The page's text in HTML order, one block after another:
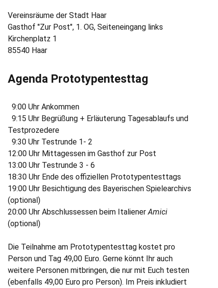
Vereinsräume der Stadt Haar
Gasthof "Zur Post", 1. OG, Seiteneingang links
Kirchenplatz 1
85540 Haar
Agenda Prototypentesttag
9:00 Uhr Ankommen
9:15 Uhr Begrüßung + Erläuterung Tagesablaufs und
Testprozedere
9:30 Uhr Testrunde 1- 2
12:00 Uhr Mittagessen im Gasthof zur Post
13:00 Uhr Testrunde 3 - 6
18:30 Uhr Ende des offiziellen Prototypentesttags
19:00 Uhr Besichtigung des Bayerischen Spielearchivs
(optional)
20:00 Uhr Abschlussessen beim ItalienerAmici
(optional)
Die Teilnahme am Prototypentesttag kostet pro
Person und Tag 49,00 Euro. Gerne könnt Ihr auch
weitere Personen mitbringen, die nur mit Euch testen
(ebenfalls 49,00 Euro pro Person). Im Preis inkludiert